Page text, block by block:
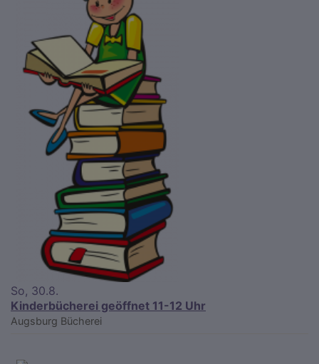
So, 30.8.
Kinderbücherei geöffnet 11-12 Uhr
Augsburg Bücherei